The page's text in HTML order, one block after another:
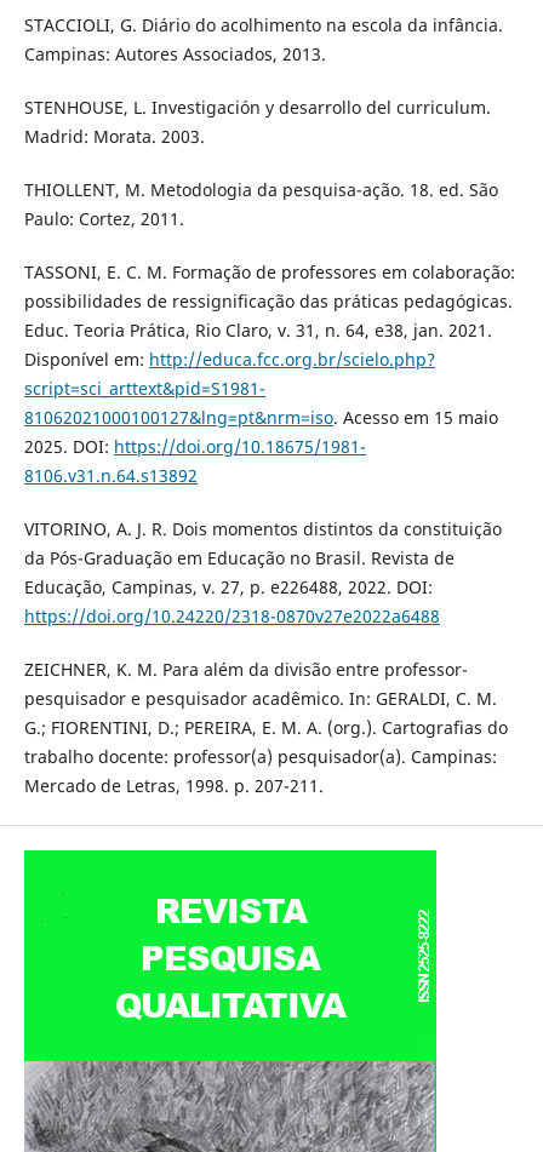
STACCIOLI, G. Diário do acolhimento na escola da infância.
Campinas: Autores Associados, 2013.
STENHOUSE, L. Investigación y desarrollo del curriculum.
Madrid: Morata. 2003.
THIOLLENT, M. Metodologia da pesquisa-ação. 18. ed. São
Paulo: Cortez, 2011.
TASSONI, E. C. M. Formação de professores em colaboração:
possibilidades de ressignificação das práticas pedagógicas.
Educ. Teoria Prática, Rio Claro, v. 31, n. 64, e38, jan. 2021.
Disponível em: http://educa.fcc.org.br/scielo.php?
script=sci_arttext&pid=S1981-
81062021000100127&lng=pt&nrm=iso. Acesso em 15 maio
2025. DOI: https://doi.org/10.18675/1981-
8106.v31.n.64.s13892
VITORINO, A. J. R. Dois momentos distintos da constituição
da Pós-Graduação em Educação no Brasil. Revista de
Educação, Campinas, v. 27, p. e226488, 2022. DOI:
https://doi.org/10.24220/2318-0870v27e2022a6488
ZEICHNER, K. M. Para além da divisão entre professor-
pesquisador e pesquisador acadêmico. In: GERALDI, C. M.
G.; FIORENTINI, D.; PEREIRA, E. M. A. (org.). Cartografias do
trabalho docente: professor(a) pesquisador(a). Campinas:
Mercado de Letras, 1998. p. 207-211.